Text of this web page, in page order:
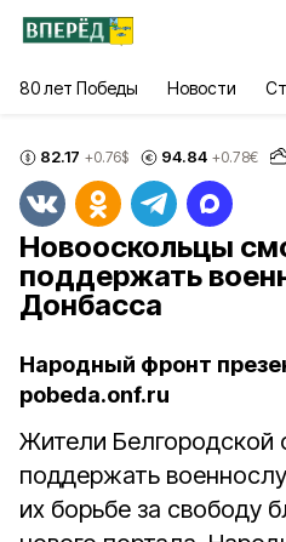
80 лет Победы Новости
82.17 +0.76$ 94.84 +0.78€
Новооскольцы
поддержать
Донбасса
Народный фронт
pobeda.onf.ru
Жители Белгородской
поддержать
их борьбе за свободу